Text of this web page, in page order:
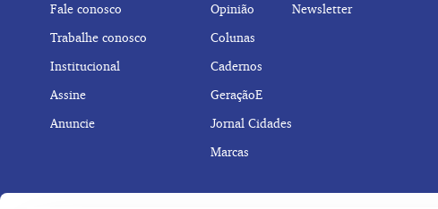
Fale conosco
Trabalhe conosco
Institucional
Assine
Anuncie
Opinião
Colunas
Cadernos
GeraçãoE
Jornal Cidades
Marcas
Newsletter